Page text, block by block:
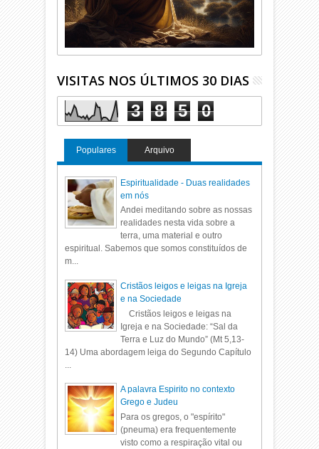
VISITAS NOS ÚLTIMOS 30 DIAS
3 8 5 0
Populares Arquivo
Espiritualidade - Duas realidades
em nós
Andei meditando sobre as nossas
realidades nesta vida sobre a
terra, uma material e outro
espiritual. Sabemos que somos constituídos de
m...
Cristãos leigos e leigas na Igreja
e na Sociedade
Cristãos leigos e leigas na
Igreja e na Sociedade: “Sal da
Terra e Luz do Mundo” (Mt 5,13-
14) Uma abordagem leiga do Segundo Capítulo
A palavra Espirito no contexto
Grego e Judeu
Para os gregos, o "espírito"
(pneuma) era frequentemente
visto como a respiração vital ou